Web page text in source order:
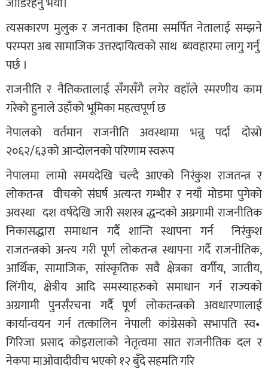
त्यसकारण मुलुक र जनताका हितमा समर्पित नेतालाई सम्झने
परम्परा अब सामाजिक उत्तरदायित्वको साथ ब्यवहारमा लागु गर्नु
पर्छ ।
राजनीति र नैतिकतालाई संँगसँगै लगेर वहाॅले स्मरणीय काम
गरेको हुनाले उहाँको भूमिका महत्वपूर्ण छ
नेपालको वर्तमान राजनीति अवस्थामा भन्नु पर्दा दोस्रो
२०६२/६३को आन्दोलनको परिणाम स्वरूप
नेपालमा लामो समयदेखि चल्दै आएको निरंकुश राजतन्त्र र
लोकतन्त्र वीचको संघर्ष अत्यन्त गम्भीर र नयाँ मोडमा पुगेको
अवस्था दश वर्षदेखि जारी सशस्त्र द्धन्दको अग्रगामी राजनीतिक
निकासद्धारा समाधान गर्दै शान्ति स्थापना गर्न निरंकुश
राजतन्त्रको अन्त्य गरी पूर्ण लोकतन्त्र स्थापना गर्दै राजनीतिक,
आर्थिक, सामाजिक, सांस्कृतिक सवै क्षेत्रका वर्गीय, जातीय,
लिंगीय, क्षेत्रीय आदि समस्याहरुको समाधान गर्न राज्यको
अग्रगामी पुनर्संरचना गर्दै पूर्ण लोकतन्त्रको अवधारणालाई
कार्यान्वयन गर्न तत्कालिन नेपाली कांग्रेसको सभापति स्व•
गिरिजा प्रसाद कोइरालाको नेतृत्वमा सात राजनीतिक दल र
नेकपा माओवादीवीच भएको १२ बुँदे सहमति गरि